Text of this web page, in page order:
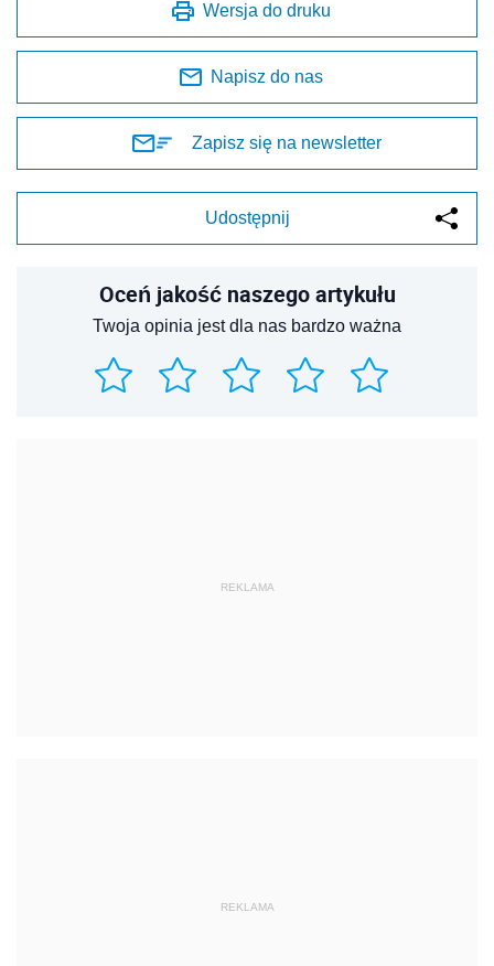
Wersja do druku
Napisz do nas
Zapisz się na newsletter
Udostępnij
Oceń jakość naszego artykułu
Twoja opinia jest dla nas bardzo ważna
REKLAMA
REKLAMA